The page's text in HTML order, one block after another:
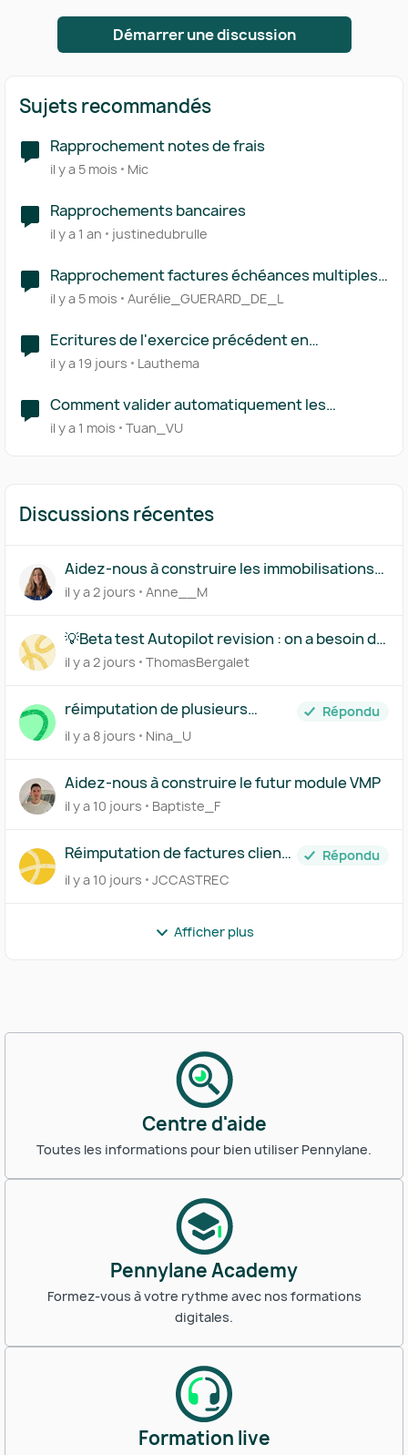
Démarrer une discussion
Sujets recommandés
Rapprochement notes de frais
il y a 5 mois Mic
Rapprochements bancaires
il y a 1 an justinedubrulle
Rapprochement factures échéances multiples
et prélèvements
il y a 5 mois Aurélie_GUERARD_DE_L
Ecritures de l'exercice précédent en
rapprochement bancaire
il y a 19 jours Lauthema
Comment valider automatiquement les
rapprochements suggérés ?
il y a 1 mois Tuan_VU
Discussions récentes
Aidez-nous à construire les immobilisations
par composants
il y a 2 jours Anne__M
💡Beta test Autopilot revision : on a besoin de
vous !
il y a 2 jours ThomasBergalet
réimputation de plusieurs
achats en CC d'associé
Répondu
il y a 8 jours
Nina_U
Aidez-nous à construire le futur module VMP
il y a 10 jours Baptiste_F
Réimputation de factures clients
générée sur Pennylane
interdite!
Répondu
il y a 10 jours
JCCASTREC
Afficher plus
Centre d'aide
Toutes les informations pour bien utiliser Pennylane.
Pennylane Academy
Formez-vous à votre rythme avec nos formations
digitales.
Formation live